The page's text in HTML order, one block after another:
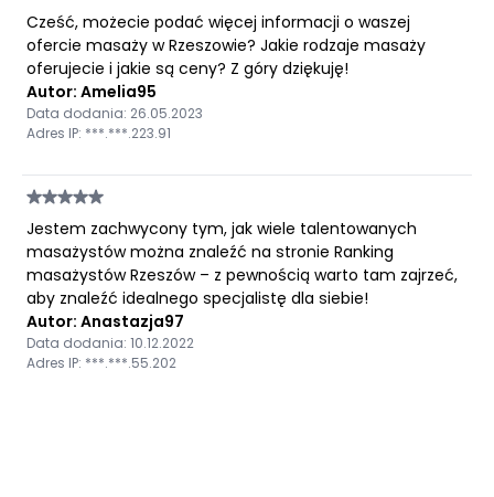
Cześć, możecie podać więcej informacji o waszej
ofercie masaży w Rzeszowie? Jakie rodzaje masaży
oferujecie i jakie są ceny? Z góry dziękuję!
Autor: Amelia95
Data dodania: 26.05.2023
Adres IP: ***.***.223.91
Jestem zachwycony tym, jak wiele talentowanych
masażystów można znaleźć na stronie Ranking
masażystów Rzeszów – z pewnością warto tam zajrzeć,
aby znaleźć idealnego specjalistę dla siebie!
Autor: Anastazja97
Data dodania: 10.12.2022
Adres IP: ***.***.55.202